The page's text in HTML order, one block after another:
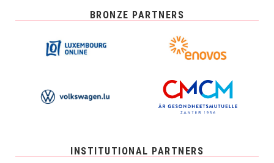
BRONZE PARTNERS
INSTITUTIONAL PARTNERS